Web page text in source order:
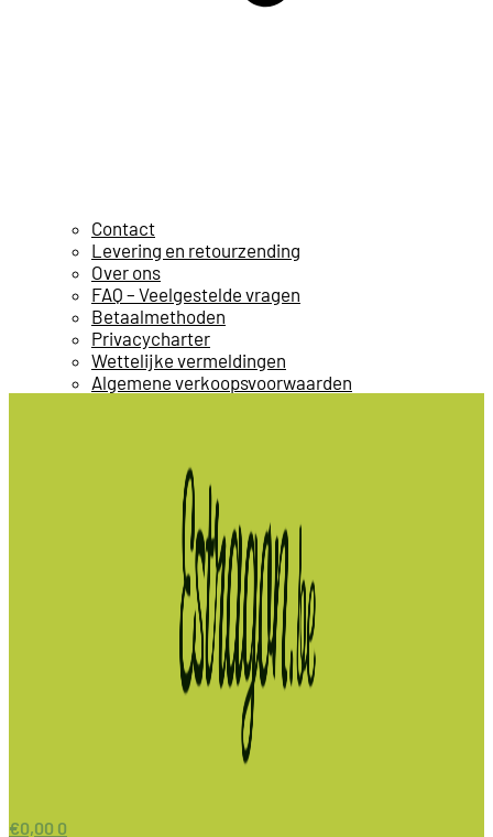
Contact
Levering en retourzending
Over ons
FAQ – Veelgestelde vragen
Betaalmethoden
Privacycharter
Wettelijke vermeldingen
Algemene verkoopsvoorwaarden
€0,00 0